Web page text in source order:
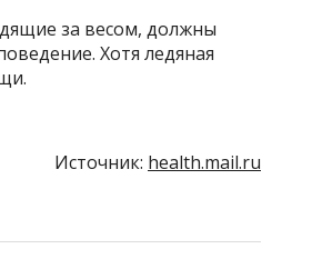
за весом, должны
Хотя ледяная
Источник: health.mail.ru